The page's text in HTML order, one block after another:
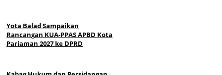
Yota Balad Sampaikan
Rancangan KUA-PPAS APBD Kota
Pariaman 2027 ke DPRD